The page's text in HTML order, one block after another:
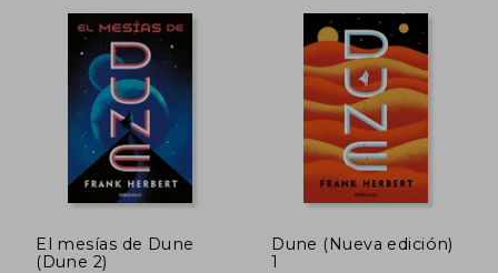
El mesías de Dune
(Dune 2)
Dune (Nueva edición)
1